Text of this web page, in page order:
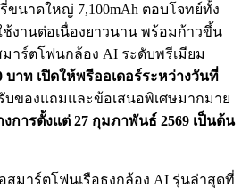
รี่ขนาดใหญ่ 7,100mAh ตอบโจทย์ทั้ง
ช้งานต่อเนื่องยาวนาน พร้อมก้าวขึ้น
าร์ตโฟนกล้อง AI ระดับพรีเมียม
บาท เปิดให้พรีออเดอร์ระหว่างวันที่
บของแถมและข้อเสนอพิเศษมากมาย
งการตั้งแต่ 27 กุมภาพันธ์ 2569 เป็นต้น
สมาร์ตโฟนเรือธงกล้อง AI รุ่นล่าสุดที่